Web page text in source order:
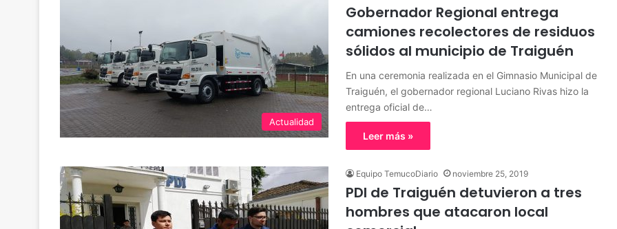
Actualidad
Gobernador Regional entrega
camiones recolectores de residuos
sólidos al municipio de Traiguén
En una ceremonia realizada en el Gimnasio Municipal de
Traiguén, el gobernador regional Luciano Rivas hizo la
entrega oficial de…
Leer más »
Equipo TemucoDiario noviembre 25, 2019
PDI de Traiguén detuvieron a tres
hombres que atacaron local